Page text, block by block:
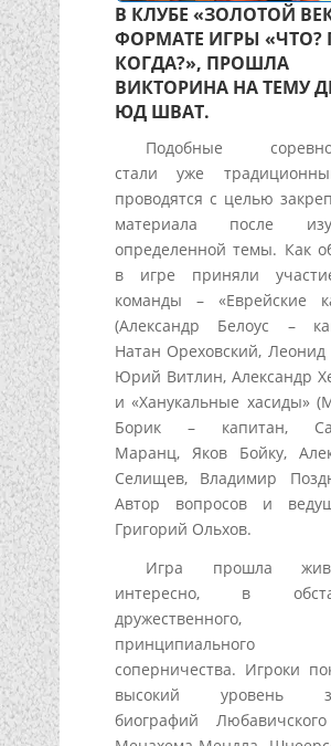
В КЛУБЕ «ЗОЛОТОЙ
ФОРМАТЕ ИГРЫ «ЧТО?
КОГДА?», ПРОШЛА
ВИКТОРИНА НА ТЕМУ
ЮД ШВАТ.
Подобные
стали уже
проводятся с целью
материала после
определенной темы. Как
в игре приняли
команды – «Еврейские
(Александр Белоус –
Натан Ореховский, Леонид
Юрий Витлин, Александр
и «Ханукальные хасиды»
Борик – капитан,
Маранц, Яков Бойку,
Селищев, Владимир
Автор вопросов и
Григорий Ольхов.
Игра прошла
интересно, в
принципиального
соперничества. Игроки
высокий уровень
биографий